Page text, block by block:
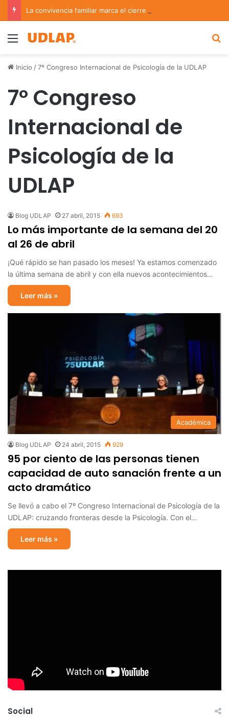
Menu
Inicio /7º Congreso Internacional de Psicología de la UDLAP
7º Congreso
Internacional de
Psicología de la
UDLAP
Blog UDLAP 27 abril, 2015 693
Lo más importante de la semana del 20
al 26 de abril
¡Qué rápido se han pasado los meses! Ya estamos comenzado
la última semana de abril y con ella nuevos acontecimientos…
Leer más »
Académica
Blog UDLAP 24 abril, 2015 929
95 por ciento de las personas tienen
capacidad de auto sanación frente a un
acto dramático
Se llevó a cabo el 7º Congreso Internacional de Psicología de la
UDLAP: cruzando fronteras desde la Psicología. Con el…
Leer más »
Social